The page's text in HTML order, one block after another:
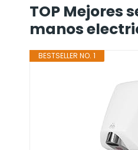
TOP Mejores
manos
BESTSELLER NO. 1